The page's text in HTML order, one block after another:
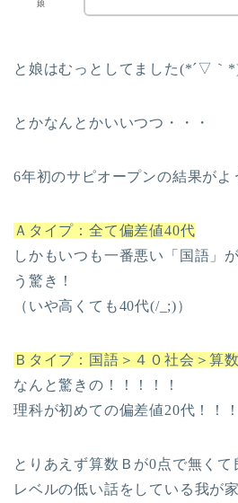
娘
と娘はむっとしてました(*´▽｀
とかなんとかいいつつ・・・
6年初のサピオープンの結果がよ
Ａタイプ：全て偏差値40代
しかもいつも一番悪い「国語」
う驚き！
（いや高くても40代(/_;)）
Ｂタイプ：国語＞４０社会＞算
なんと驚きの！！！！！
理科が初めての偏差値20代！！！
とりあえず算数Ｂが0点で無くて
レベルの低い話をしている我が家